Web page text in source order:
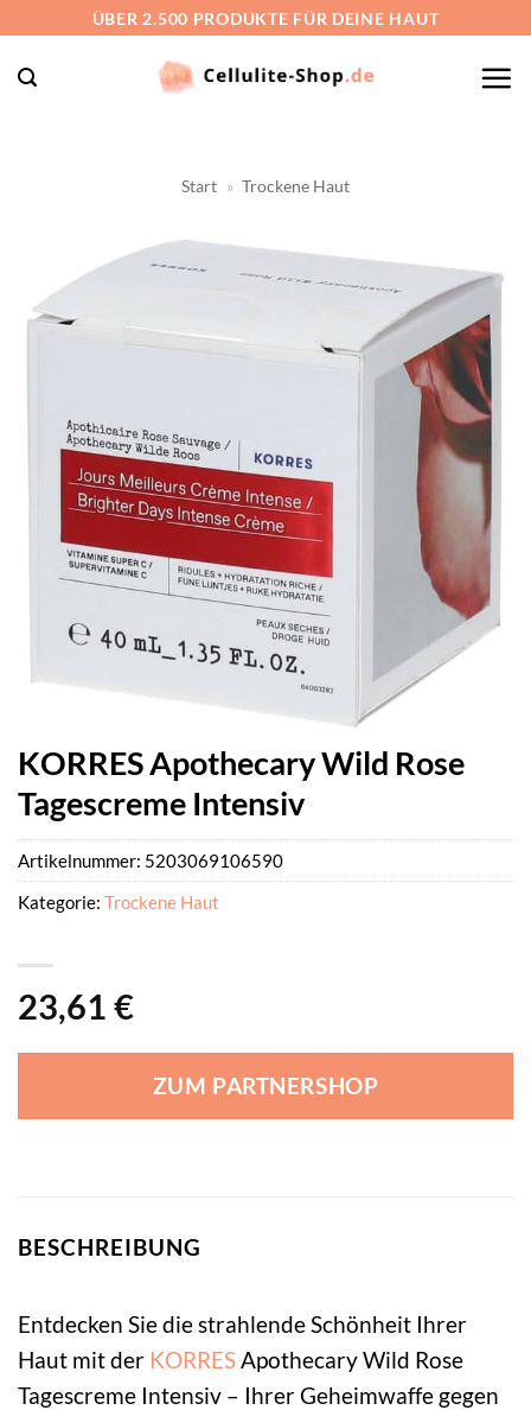
springen
ÜBER 2.500 PRODUKTE FÜR DEINE HAUT
Start » Trockene Haut
KORRES Apothecary Wild Rose
Tagescreme Intensiv
23,61 €
ZUM PARTNERSHOP
Artikelnummer: 5203069106590
Kategorie: Trockene Haut
BESCHREIBUNG
Entdecken Sie die strahlende Schönheit Ihrer
Haut mit der KORRES Apothecary Wild Rose
Tagescreme Intensiv – Ihrer Geheimwaffe gegen